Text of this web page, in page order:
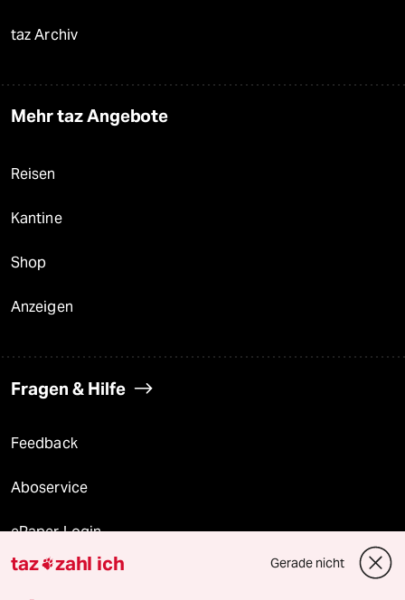
taz Archiv
Mehr taz Angebote
Reisen
Kantine
Shop
Anzeigen
Fragen & Hilfe
Feedback
Aboservice
ePaper Login
Downloads für Abonnierende
taz zahl ich Gerade nicht